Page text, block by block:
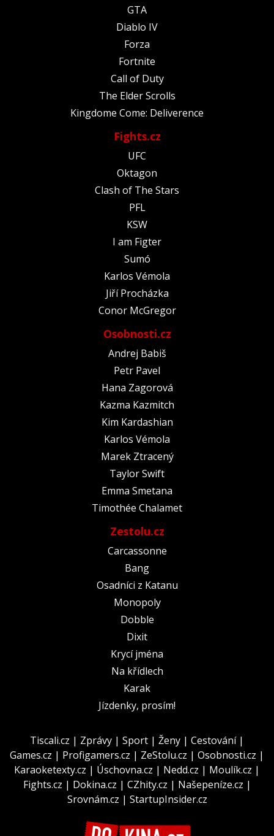
GTA
Diablo IV
Forza
Fortnite
Call of Duty
The Elder Scrolls
Kingdome Come: Deliverence
Fights.cz
UFC
Oktagon
Clash of The Stars
PFL
KSW
I am Figter
Sumó
Karlos Vémola
Jiří Procházka
Conor McGregor
Osobnosti.cz
Andrej Babiš
Petr Pavel
Hana Zagorová
Kazma Kazmitch
Kim Kardashian
Karlos Vémola
Marek Ztracený
Taylor Swift
Emma Smetana
Timothée Chalamet
Zestolu.cz
Carcassonne
Bang
Osadníci z Katanu
Monopoly
Dobble
Dixit
Krycí jména
Na křídlech
Karak
Jízdenky, prosím!
Tiscali.cz | Zprávy | Sport | Ženy | Cestování|
Games.cz | Profigamers.cz | ZeStolu.cz | Osobnosti.cz |
Karaoketexty.cz | Úschovna.cz | Nedd.cz | Moulík.cz |
Fights.cz | Dokina.cz | CZhity.cz | Našepeníze.cz |
Srovnám.cz | StartupInsider.cz